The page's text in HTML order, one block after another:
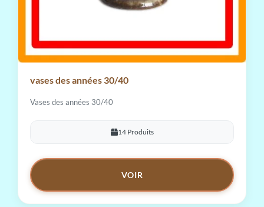
vases des années 30/40
Vases des années 30/40
14 Produits
VOIR